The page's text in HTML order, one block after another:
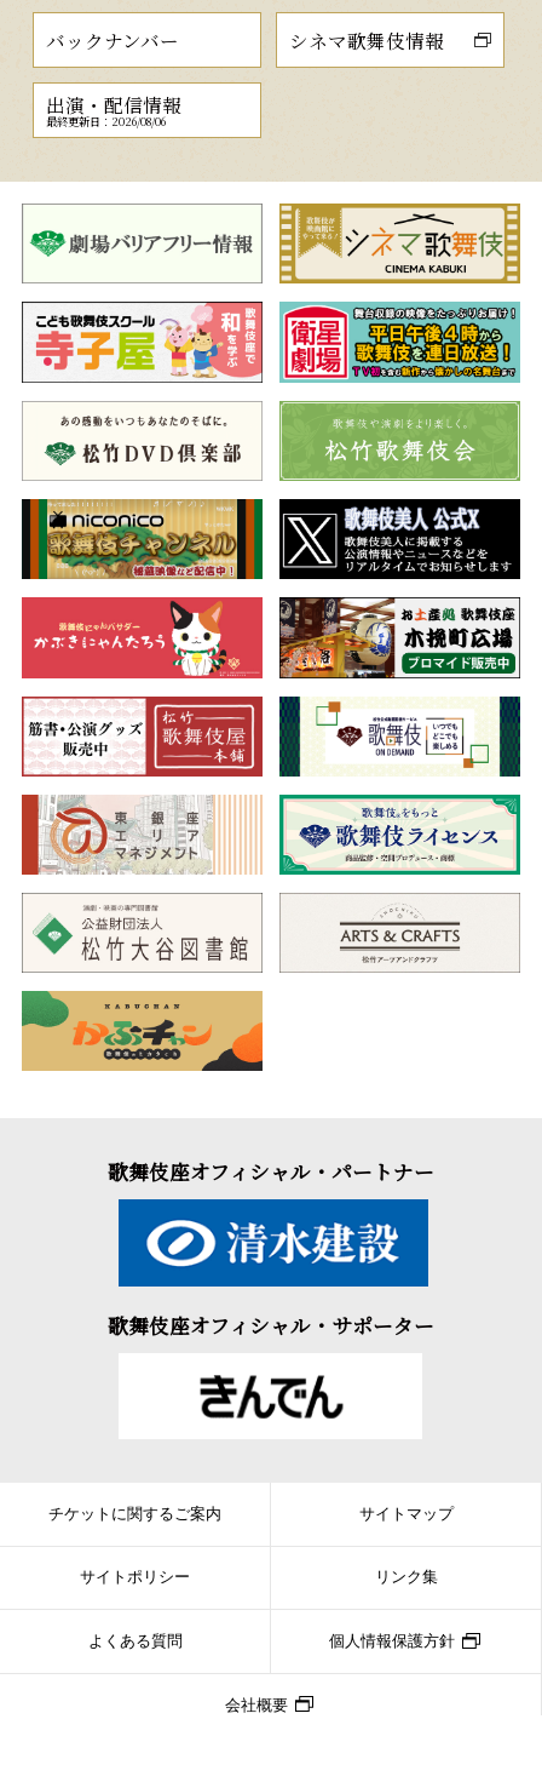
バックナンバー シネマ歌舞伎情報
出演・配信情報
最終更新日：2026/08/06
歌舞伎座オフィシャル・パートナー
歌舞伎座オフィシャル・サポーター
チケットに関するご案内 サイトマップ
サイトポリシー リンク集
よくある質問 個人情報保護方針
会社概要